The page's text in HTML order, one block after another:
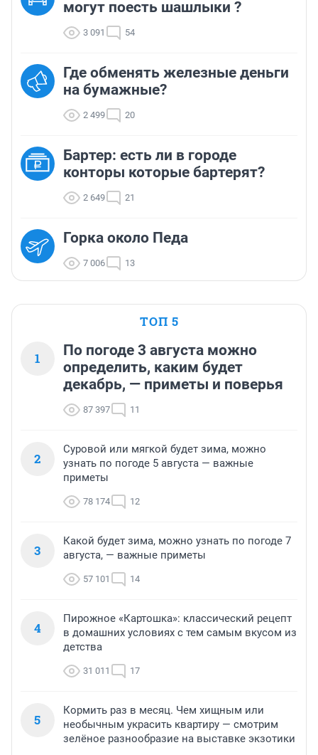
могут поесть шашлыки ?
3 091 54
Где обменять железные деньги
на бумажные?
2 499 20
Бартер: есть ли в городе
конторы которые бартерят?
2 649 21
Горка около Педа
7 006 13
ТОП 5
1
По погоде 3 августа можно
определить, каким будет
декабрь, — приметы и поверья
87 397 11
2
Суровой или мягкой будет зима, можно
узнать по погоде 5 августа — важные
приметы
78 174 12
3
Какой будет зима, можно узнать по погоде 7
августа, — важные приметы
57 101 14
4
Пирожное «Картошка»: классический рецепт
в домашних условиях с тем самым вкусом из
детства
31 011 17
5
Кормить раз в месяц. Чем хищным или
необычным украсить квартиру — смотрим
зелёное разнообразие на выставке экзотики